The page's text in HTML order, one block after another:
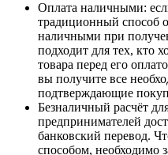
Оплата наличными:
традиционный способ
наличными при
подходит для тех, кто
товара перед его
вы получите все
подтверждающие
Безналичный расчёт
предпринимателей
банковский перевод.
способом, необходимо